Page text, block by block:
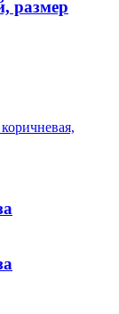
размер